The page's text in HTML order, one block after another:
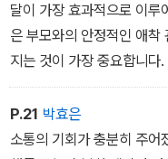
달이 가장 효과적으로 이루
은 부모와의 안정적인 애착
지는 것이 가장 중요합니다.
P.21 박효은
소통의 기회가 충분히 주어